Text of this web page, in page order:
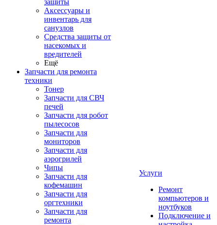
защиты
Аксессуары и
инвентарь для
санузлов
Средства защиты от
насекомых и
вредителей
Ещё
Запчасти для ремонта
техники
Тонер
Запчасти для СВЧ
печей
Запчасти для робот
пылесосов
Запчасти для
мониторов
Запчасти для
аэрогрилей
Чипы
Запчасти для
кофемашин
Запчасти для
оргтехники
Запчасти для
ремонта
Услуги
Ремонт
компьютеров и
ноутбуков
Подключение и